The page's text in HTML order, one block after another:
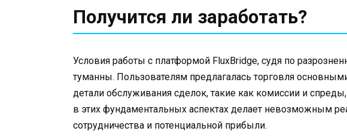
Получится ли заработать?
Условия работы с платформой FluxBridge, судя по
туманны. Пользователям предлагалась торговля
детали обслуживания сделок, такие как комиссии и
в этих фундаментальных аспектах делает невозможным
сотрудничества и потенциальной прибыли.